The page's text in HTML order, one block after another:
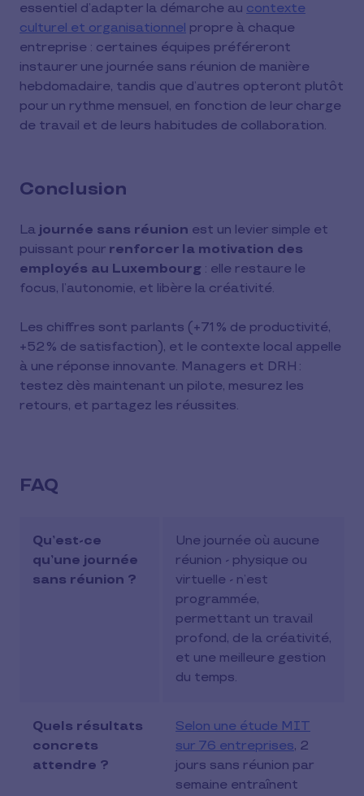
essentiel d’adapter la démarche au contexte
culturel et organisationnel propre à chaque
entreprise : certaines équipes préféreront
instaurer une journée sans réunion de manière
hebdomadaire, tandis que d’autres opteront plutôt
pour un rythme mensuel, en fonction de leur charge
de travail et de leurs habitudes de collaboration.
Conclusion
La journée sans réunion est un levier simple et
puissant pour renforcer la motivation des
employés au Luxembourg : elle restaure le
focus, l’autonomie, et libère la créativité.
Les chiffres sont parlants (+71 % de productivité,
+52 % de satisfaction), et le contexte local appelle
à une réponse innovante. Managers et DRH :
testez dès maintenant un pilote, mesurez les
retours, et partagez les réussites.
FAQ
Qu’est-ce
qu’une journée
sans réunion ?
Une journée où aucune
réunion - physique ou
virtuelle - n’est
programmée,
permettant un travail
profond, de la créativité,
et une meilleure gestion
du temps.
Quels résultats
concrets
attendre ?
Selon une étude MIT
sur 76 entreprises, 2
jours sans réunion par
semaine entraînent